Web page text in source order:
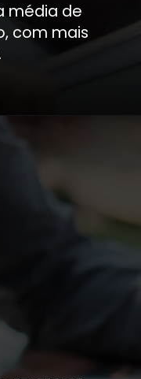
média de
com mais